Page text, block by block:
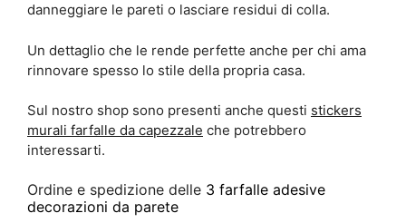
danneggiare le pareti o lasciare residui di colla.
Un dettaglio che le rende perfette anche per chi ama
rinnovare spesso lo stile della propria casa.
Sul nostro shop sono presenti anche questi stickers
murali farfalle da capezzale che potrebbero
interessarti.
Ordine e spedizione delle 3 farfalle adesive
decorazioni da parete